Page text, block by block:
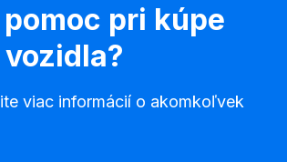
pri kúpe
viac informácií o akomkoľvek